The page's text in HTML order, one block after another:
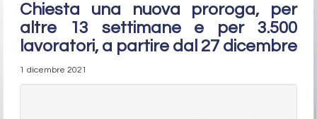
Chiesta una nuova proroga, per
altre 13 settimane e per 3.500
lavoratori, a partire dal 27 dicembre
1 dicembre 2021